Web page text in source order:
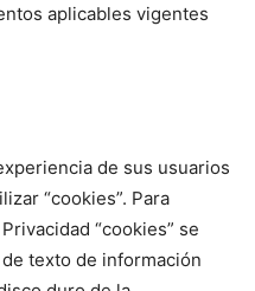
aplicables vigentes
de sus usuarios
“cookies”. Para
“cookies” se
texto de información